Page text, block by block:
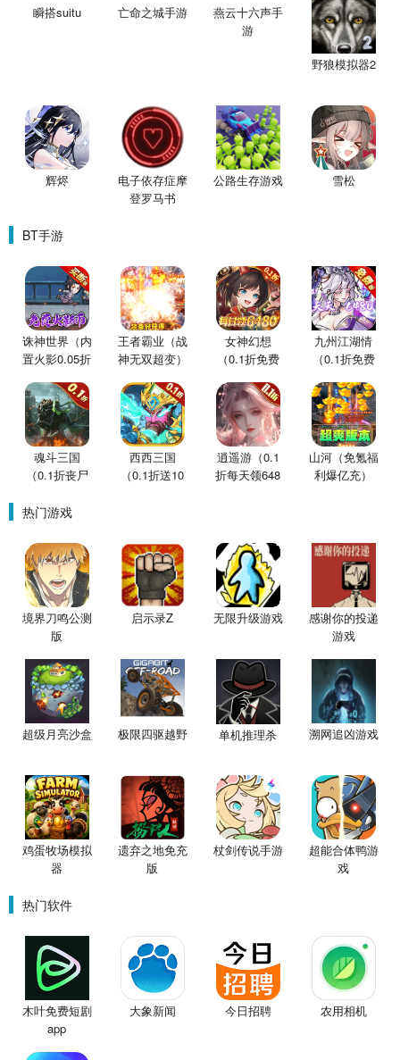
瞬搭suitu 亡命之城手游
燕云十六声手
游
野狼模拟器2
辉烬
电子依存症摩
登罗马书
公路生存游戏 雪松
BT手游
诛神世界（内
置火影0.05折
王者霸业（战
神无双超变）
女神幻想
（0.1折免费
九州江湖情
（0.1折免费
魂斗三国
（0.1折丧尸
西西三国
（0.1折送10
逍遥游（0.1
折每天领648
山河（免氪福
利爆亿充）
热门游戏
境界刀鸣公测
版
启示录Z 无限升级游戏
感谢你的投递
游戏
超级月亮沙盒 极限四驱越野 单机推理杀 溯网追凶游戏
鸡蛋牧场模拟
器
遗弃之地免充
版
杖剑传说手游
超能合体鸭游
戏
热门软件
木叶免费短剧
app
大象新闻 今日招聘 农用相机